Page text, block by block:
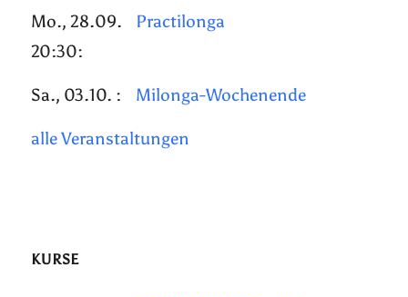
Mo., 28.09.
20:30:
Practilonga
Sa., 03.10. : Milonga-Wochenende
alle Veranstaltungen
KURSE